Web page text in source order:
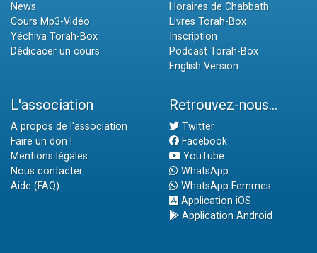
News
Cours Mp3-Vidéo
Yéchiva Torah-Box
Dédicacer un cours
Horaires de Chabbath
Livres Torah-Box
Inscription
Podcast Torah-Box
English Version
L'association
A propos de l'association
Faire un don !
Mentions légales
Nous contacter
Aide (FAQ)
Retrouvez-nous...
Twitter
Facebook
YouTube
WhatsApp
WhatsApp Femmes
Application iOS
Application Android